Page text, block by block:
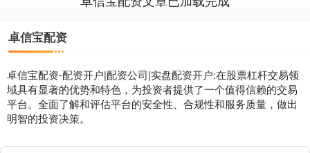
卓信宝配资
卓信宝配资-配资开户|配资公司|实盘配资开户:在股票杠杆交易领
域具有显著的优势和特色，为投资者提供了一个值得信赖的交易
平台。全面了解和评估平台的安全性、合规性和服务质量，做出
明智的投资决策。